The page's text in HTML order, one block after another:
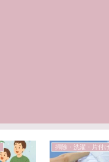
掃除・洗濯・片付け